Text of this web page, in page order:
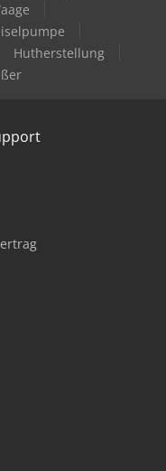
Hutherstellung